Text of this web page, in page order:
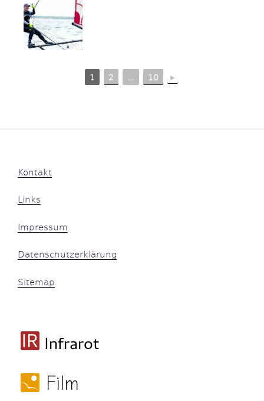
1 2 ... 10 ►
Kontakt
Links
Impressum
Datenschutzerklärung
Sitemap